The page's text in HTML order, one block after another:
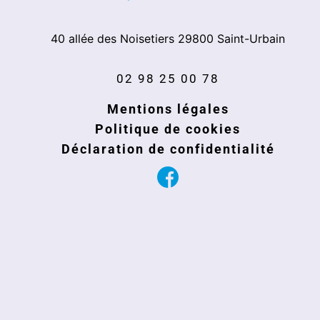
40 allée des Noisetiers 29800 Saint-Urbain
02 98 25 00 78
Mentions légales
Politique de cookies
Déclaration de confidentialité